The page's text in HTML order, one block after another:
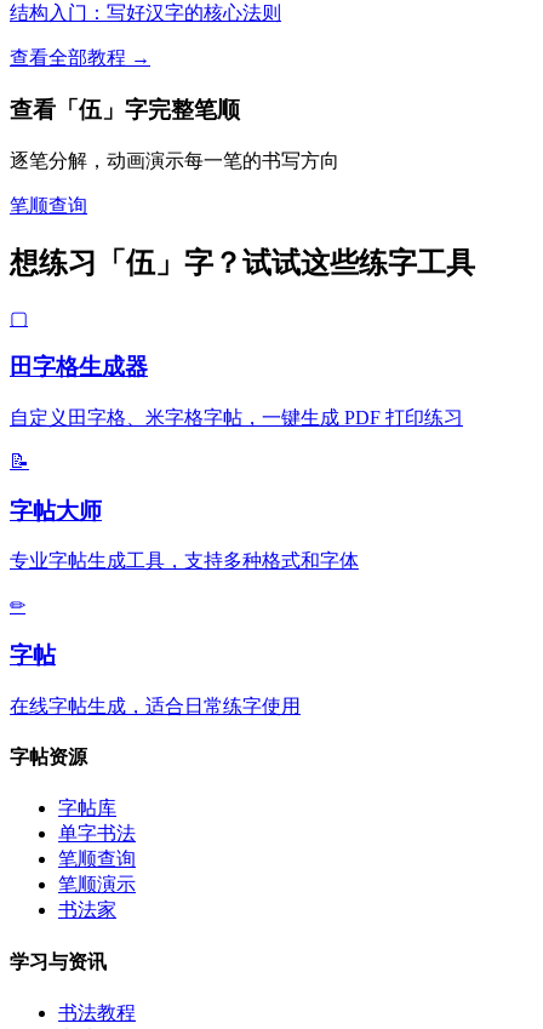
结构入门：写好汉字的核心法则
查看全部教程 →
查看「伍」字完整笔顺
逐笔分解，动画演示每一笔的书写方向
笔顺查询
想练习「伍」字？试试这些练字工具
▢
田字格生成器
自定义田字格、米字格字帖，一键生成 PDF 打印练习
📝
字帖大师
专业字帖生成工具，支持多种格式和字体
✏
字帖
在线字帖生成，适合日常练字使用
字帖资源
字帖库
单字书法
笔顺查询
笔顺演示
书法家
学习与资讯
书法教程